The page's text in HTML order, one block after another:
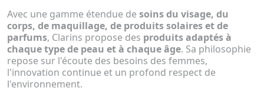
Avec une gamme étendue de soins du visage, du
corps, de maquillage, de produits solaires et de
parfums, Clarins propose des produits adaptés à
chaque type de peau et à chaque âge. Sa philosophie
repose sur l'écoute des besoins des femmes,
l'innovation continue et un profond respect de
l'environnement.